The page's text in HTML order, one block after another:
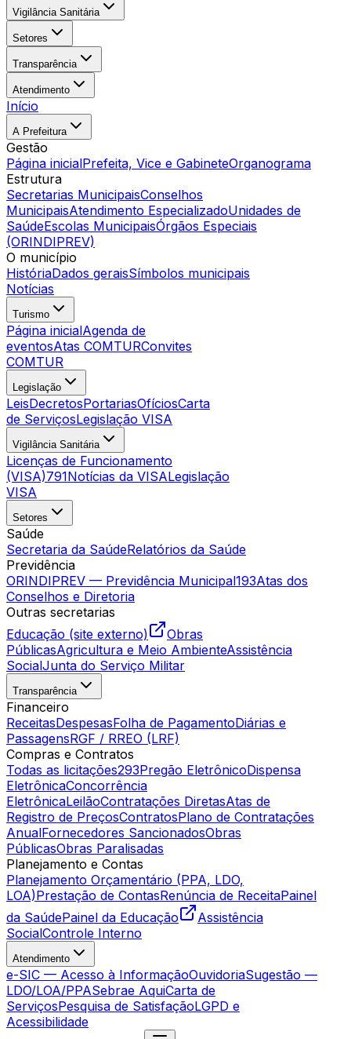
Vigilância Sanitária
Setores
Transparência
Atendimento
Início
A Prefeitura
Gestão
Página inicialPrefeita, Vice e GabineteOrganograma
Estrutura
Secretarias MunicipaisConselhos
MunicipaisAtendimento EspecializadoUnidades de
SaúdeEscolas MunicipaisÓrgãos Especiais
(ORINDIPREV)
O município
HistóriaDados geraisSímbolos municipais
Notícias
Turismo
Página inicialAgenda de
eventosAtas COMTURConvites
COMTUR
Legislação
LeisDecretosPortariasOfíciosCarta
de ServiçosLegislação VISA
Vigilância Sanitária
Licenças de Funcionamento
(VISA)791Notícias da VISALegislação
VISA
Setores
Saúde
Secretaria da SaúdeRelatórios da Saúde
Previdência
ORINDIPREV — Previdência Municipal193Atas dos
Conselhos e Diretoria
Outras secretarias
Educação (site externo)
Obras
PúblicasAgricultura e Meio AmbienteAssistência
SocialJunta do Serviço Militar
Transparência
Financeiro
ReceitasDespesasFolha de PagamentoDiárias e
PassagensRGF / RREO (LRF)
Compras e Contratos
Todas as licitações293Pregão EletrônicoDispensa
EletrônicaConcorrência
EletrônicaLeilãoContratações DiretasAtas de
Registro de PreçosContratosPlano de Contratações
AnualFornecedores SancionadosObras
PúblicasObras Paralisadas
Planejamento e Contas
Planejamento Orçamentário (PPA, LDO,
LOA)Prestação de ContasRenúncia de ReceitaPainel
da SaúdePainel da Educação
Assistência
SocialControle Interno
Atendimento
e-SIC — Acesso à InformaçãoOuvidoriaSugestão —
LDO/LOA/PPASebrae AquiCarta de
ServiçosPesquisa de SatisfaçãoLGPD e
Acessibilidade